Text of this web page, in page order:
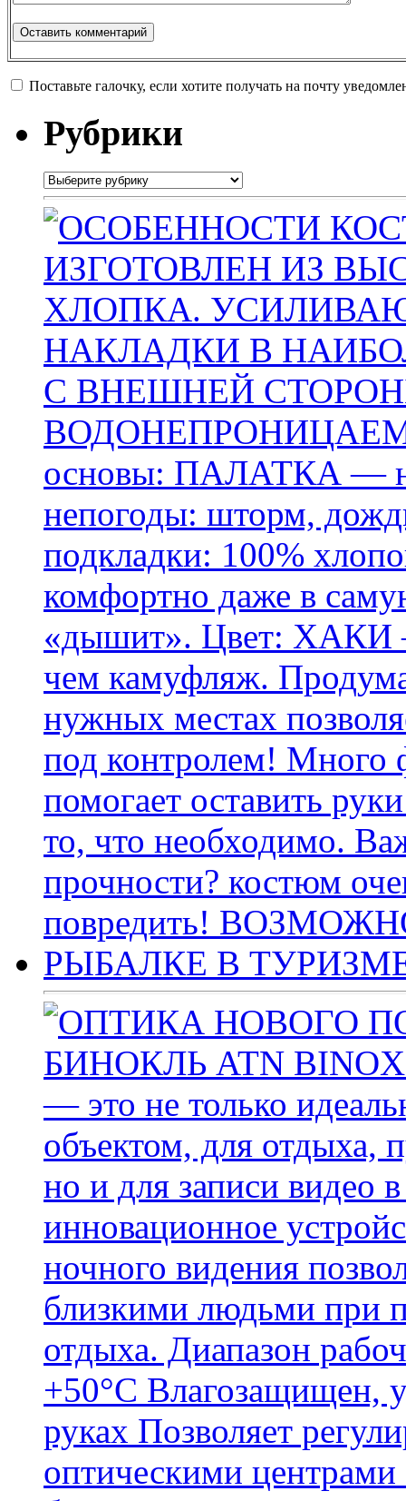
Поставьте галочку, если хотите получать на почту
Рубрики